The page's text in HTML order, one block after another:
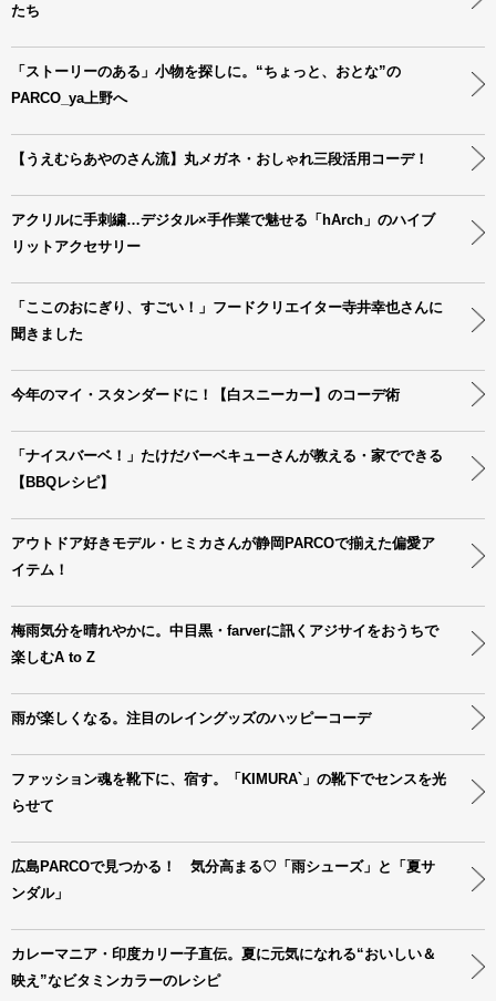
たち
「ストーリーのある」小物を探しに。“ちょっと、おとな”の
PARCO_ya上野へ
【うえむらあやのさん流】丸メガネ・おしゃれ三段活用コーデ！
アクリルに手刺繍…デジタル×手作業で魅せる「hArch」のハイブ
リットアクセサリー
「ここのおにぎり、すごい！」フードクリエイター寺井幸也さんに
聞きました
今年のマイ・スタンダードに！【白スニーカー】のコーデ術
「ナイスバーベ！」たけだバーベキューさんが教える・家でできる
【BBQレシピ】
アウトドア好きモデル・ヒミカさんが静岡PARCOで揃えた偏愛ア
イテム！
梅雨気分を晴れやかに。中目黒・farverに訊くアジサイをおうちで
楽しむA to Z
雨が楽しくなる。注目のレイングッズのハッピーコーデ
ファッション魂を靴下に、宿す。「KIMURA`」の靴下でセンスを光
らせて
広島PARCOで見つかる！ 気分高まる♡「雨シューズ」と「夏サ
ンダル」
カレーマニア・印度カリー子直伝。夏に元気になれる“おいしい＆
映え”なビタミンカラーのレシピ